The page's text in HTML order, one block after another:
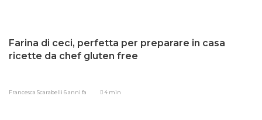
Farina di ceci, perfetta per preparare in casa
ricette da chef gluten free
Francesca Scarabelli 6 anni fa 4 min